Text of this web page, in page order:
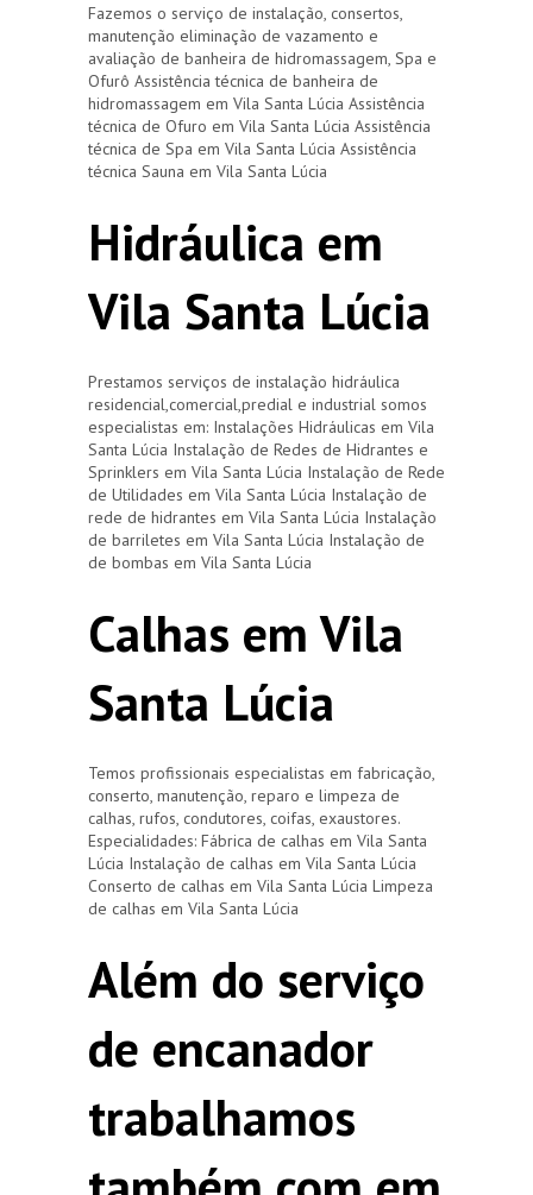
Fazemos o serviço de instalação, consertos,
manutenção eliminação de vazamento e
avaliação de banheira de hidromassagem, Spa e
Ofurô Assistência técnica de banheira de
hidromassagem em Vila Santa Lúcia Assistência
técnica de Ofuro em Vila Santa Lúcia Assistência
técnica de Spa em Vila Santa Lúcia Assistência
técnica Sauna em Vila Santa Lúcia
Hidráulica em
Vila Santa Lúcia
Prestamos serviços de instalação hidráulica
residencial,comercial,predial e industrial somos
especialistas em: Instalações Hidráulicas em Vila
Santa Lúcia Instalação de Redes de Hidrantes e
Sprinklers em Vila Santa Lúcia Instalação de Rede
de Utilidades em Vila Santa Lúcia Instalação de
rede de hidrantes em Vila Santa Lúcia Instalação
de barriletes em Vila Santa Lúcia Instalação de
de bombas em Vila Santa Lúcia
Calhas em Vila
Santa Lúcia
Temos profissionais especialistas em fabricação,
conserto, manutenção, reparo e limpeza de
calhas, rufos, condutores, coifas, exaustores.
Especialidades: Fábrica de calhas em Vila Santa
Lúcia Instalação de calhas em Vila Santa Lúcia
Conserto de calhas em Vila Santa Lúcia Limpeza
de calhas em Vila Santa Lúcia
Além do serviço
de encanador
trabalhamos